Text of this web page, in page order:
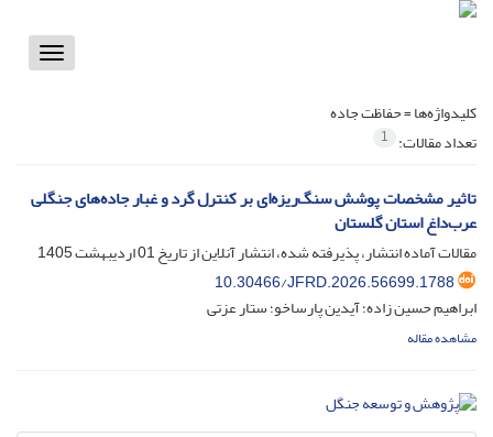
Toggle
کلیدواژه‌ها =حفاظت جاده
تعداد مقالات: 1
تاثیر مشخصات پوشش سنگ‌ریزه‌ای بر کنترل گرد و غبار جاده‌های جنگلی
عرب‌داغ استان گلستان
مقالات آماده انتشار، پذیرفته شده، انتشار آنلاین از تاریخ01 اردیبهشت 1405
10.30466/JFRD.2026.56699.1788
ابراهیم حسین زاده؛ آیدین پارساخو؛ ستار عزتی
مشاهده مقاله